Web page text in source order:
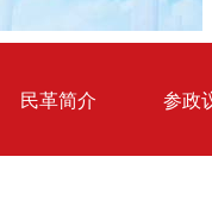
民革简介 参政